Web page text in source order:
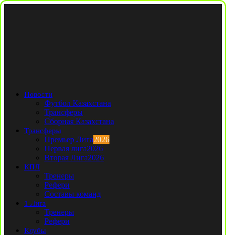
Новости
Футбол Казахстана
Трансферы
Сборная Казахстана
Трансферы
Премьер Лига2026
Первая лига2026
Вторая Лига2026
КПЛ
Тренеры
Рефери
Составы команд
1 Лига
Тренеры
Рефери
Клубы